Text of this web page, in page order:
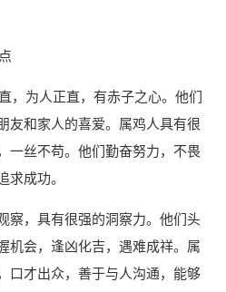
，为人正直，有赤子之心。他们
友和家人的喜爱。属鸡人具有很
一丝不苟。他们勤奋努力，不畏
求成功。
察，具有很强的洞察力。他们头
机会，逢凶化吉，遇难成祥。属
口才出众，善于与人沟通，能够